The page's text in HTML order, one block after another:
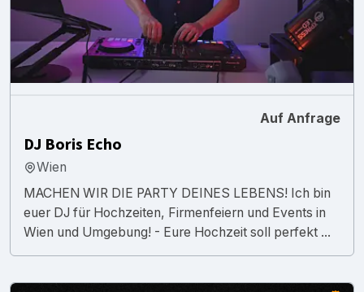
Auf Anfrage
DJ Boris Echo
Wien
MACHEN WIR DIE PARTY DEINES LEBENS! Ich bin
euer DJ für Hochzeiten, Firmenfeiern und Events in
Wien und Umgebung! - Eure Hochzeit soll perfekt ...